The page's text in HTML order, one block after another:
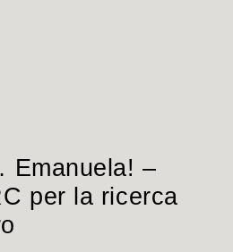
Emanuela! –
per la ricerca